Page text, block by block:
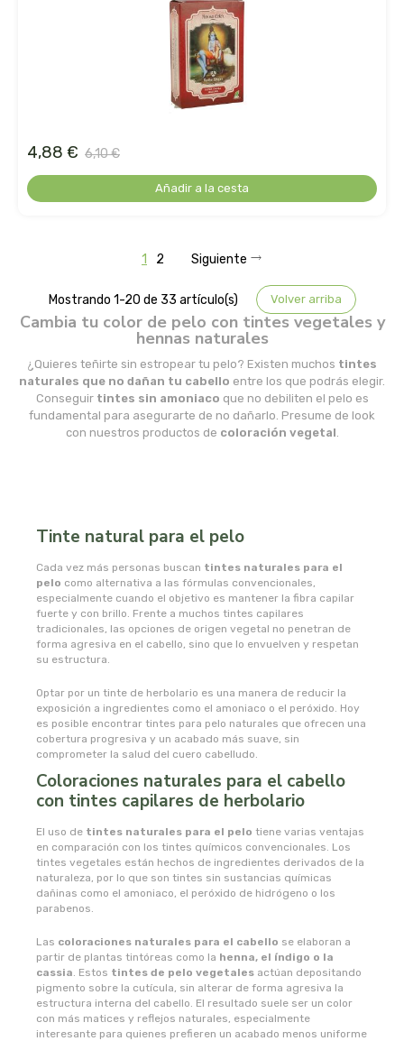
Cambia tu color de pelo con tintes vegetales y
hennas naturales
¿Quieres teñirte sin estropear tu pelo? Existen muchos tintes
naturales que no dañan tu cabello entre los que podrás elegir.
Conseguir tintes sin amoniaco que no debiliten el pelo es
fundamental para asegurarte de no dañarlo. Presume de look
con nuestros productos de coloración vegetal.
Tinte natural para el pelo
Cada vez más personas buscan tintes naturales para el
pelo como alternativa a las fórmulas convencionales,
especialmente cuando el objetivo es mantener la fibra capilar
fuerte y con brillo. Frente a muchos tintes capilares
tradicionales, las opciones de origen vegetal no penetran de
forma agresiva en el cabello, sino que lo envuelven y respetan
su estructura.
Optar por un tinte de herbolario es una manera de reducir la
exposición a ingredientes como el amoniaco o el peróxido. Hoy
es posible encontrar tintes para pelo naturales que ofrecen una
cobertura progresiva y un acabado más suave, sin
comprometer la salud del cuero cabelludo.
Coloraciones naturales para el cabello
con tintes capilares de herbolario
El uso de tintes naturales para el pelo tiene varias ventajas
en comparación con los tintes químicos convencionales. Los
tintes vegetales están hechos de ingredientes derivados de la
naturaleza, por lo que son tintes sin sustancias químicas
dañinas como el amoniaco, el peróxido de hidrógeno o los
parabenos.
Las coloraciones naturales para el cabello se elaboran a
partir de plantas tintóreas como la henna, el índigo o la
cassia. Estos tintes de pelo vegetales actúan depositando
pigmento sobre la cutícula, sin alterar de forma agresiva la
estructura interna del cabello. El resultado suele ser un color
con más matices y reflejos naturales, especialmente
interesante para quienes prefieren un acabado menos uniforme
4,88 € 6,10 €
Añadir a la cesta
1 2 Siguiente
Mostrando 1-20 de 33 artículo(s) Volver arriba
marnys
mon
monki
msr laboratorios
najel
nale
natracare
natur ozone
naturata
naturbrush
naturcid
naturcosmetika
naturgreen
naturmil